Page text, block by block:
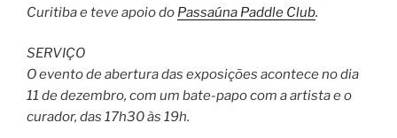
Curitiba e teve apoio do Passaúna Paddle Club.
SERVIÇO
O evento de abertura das exposições acontece no dia
11 de dezembro, com um bate-papo com a artista e o
curador, das 17h30 às 19h.